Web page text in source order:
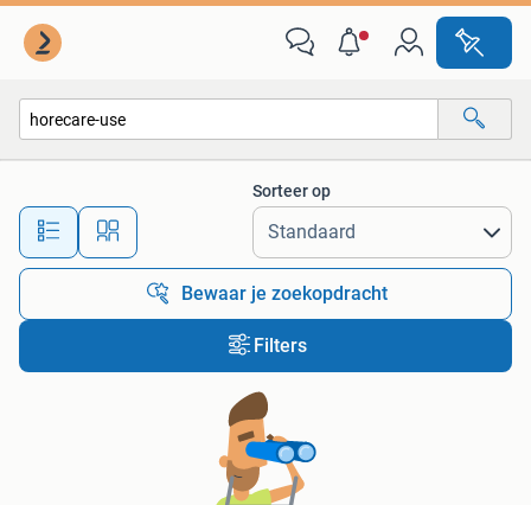
Alle afstanden…
Sorteer op
Bewaar je zoekopdracht
Filters